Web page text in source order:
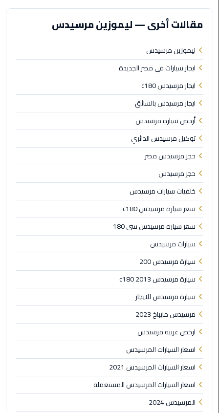
اسكندريه
ليموزين
مطار
برج
العرب
والإسكندرية
ليموزين
دمياط
ليموزين
من
الاسكندرية
الى
مطار
القاهرة
ليموزين
الدقي
ليموزين
من
القاهرة
للاسكندرية
ليموزين
العجوزه
ليموزين
من
مطار
القاهرة
مقالات أخرى — ليموزين مرسيدس
ليموزين مرسيدس
ايجار سيارات في مصر الجديدة
ايجار مرسيدس c180
ايجار مرسيدس بالسائق
أرخص سيارة مرسيدس
توكيل مرسيدس الدائري
حجز مرسيدس مصر
حجز مرسيدس
خلفيات سيارات مرسيدس
سعر سيارة مرسيدس c180
سعر سياره مرسيدس سي 180
سيارات مرسيدس
سيارة مرسيدس 200
سيارة مرسيدس c180 2013
سيارة مرسيدس للايجار
مرسيدس مايباخ 2023
ارخص عربيه مرسيدس
اسعار السيارات المرسيدس
اسعار السيارات المرسيدس 2021
اسعار السيارات المرسيدس المستعملة
المرسيدس 2024